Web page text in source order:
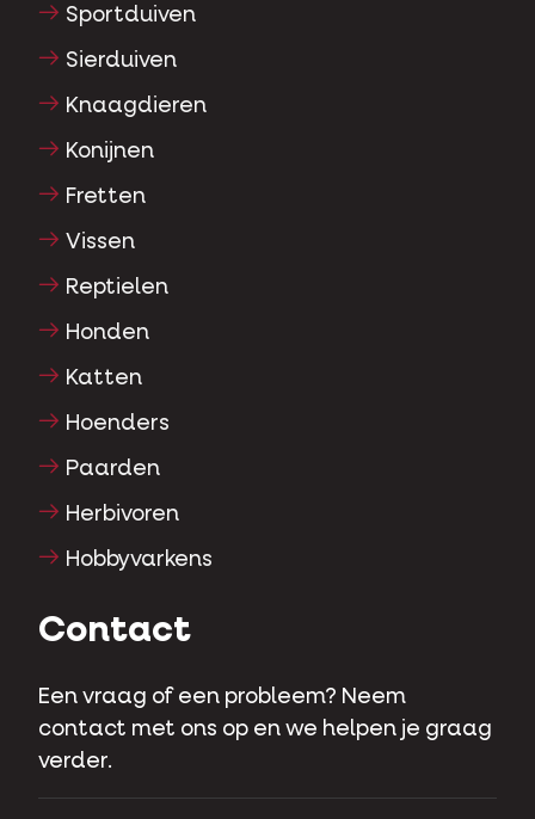
Knaagdieren
Konijnen
Fretten
Vissen
Reptielen
Honden
Katten
Hoenders
Paarden
Herbivoren
Hobbyvarkens
Contact
Een vraag of een probleem? Neem
verder.
Kapellestraat 70 - 9800 Deinze - België